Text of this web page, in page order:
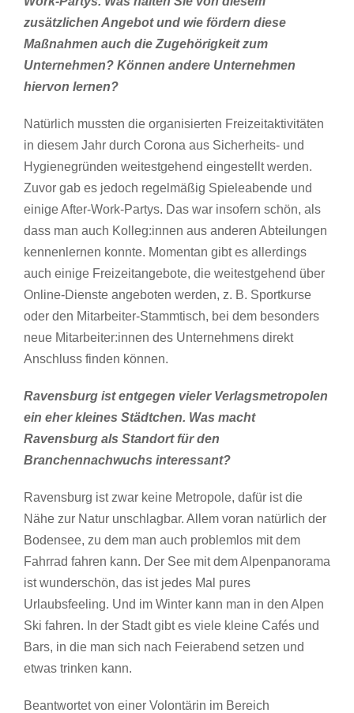
zusätzlichen Angebot und wie fördern diese
Maßnahmen auch die Zugehörigkeit zum
Unternehmen? Können andere Unternehmen
hiervon lernen?
Natürlich mussten die organisierten Freizeitaktivitäten
in diesem Jahr durch Corona aus Sicherheits- und
Hygienegründen weitestgehend eingestellt werden.
Zuvor gab es jedoch regelmäßig Spieleabende und
einige After-Work-Partys. Das war insofern schön, als
dass man auch Kolleg:innen aus anderen Abteilungen
kennenlernen konnte. Momentan gibt es allerdings
auch einige Freizeitangebote, die weitestgehend über
Online-Dienste angeboten werden, z. B. Sportkurse
oder den Mitarbeiter-Stammtisch, bei dem besonders
neue Mitarbeiter:innen des Unternehmens direkt
Anschluss finden können.
Ravensburg ist entgegen vieler Verlagsmetropolen
ein eher kleines Städtchen. Was macht
Ravensburg als Standort für den
Branchennachwuchs interessant?
Ravensburg ist zwar keine Metropole, dafür ist die
Nähe zur Natur unschlagbar. Allem voran natürlich der
Bodensee, zu dem man auch problemlos mit dem
Fahrrad fahren kann. Der See mit dem Alpenpanorama
ist wunderschön, das ist jedes Mal pures
Urlaubsfeeling. Und im Winter kann man in den Alpen
Ski fahren. In der Stadt gibt es viele kleine Cafés und
Bars, in die man sich nach Feierabend setzen und
etwas trinken kann.
Beantwortet von einer Volontärin im Bereich